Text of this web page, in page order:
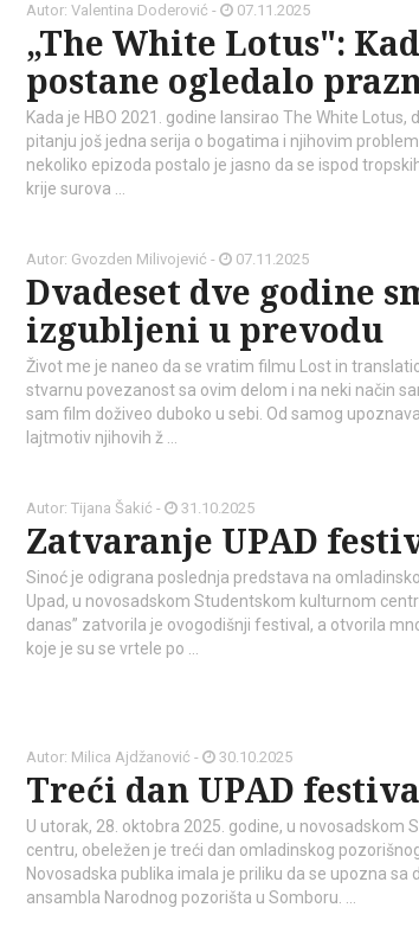
Autor: Valentina Doderović - 07.11.2025
„The White Lotus":
postane ogledalo
Kada je HBO 2021. godine lansirao The White Lotus,
pitanju još jedna serija o bogatima i njihovim
nekoliko epizoda postalo je jasno da se ispod
krije surova …
Autor: Gvozden Milivojević - 07.11.2025
Dvadeset dve godine
izgubljeni u prevodu
Život me je naneo da se vratim filmu Lost in
stvarnu povezanost sa ovim delom i na neki način
sam film doživeo duboko u sebi. Od samog
lajtmotiv njihovih ž …
Autor: Tijana Šakić - 31.10.2025
Zatvaranje UPAD
Sinoć je odigrana poslednja predstava na
Upad, u novosadskom Studentskom kulturnom
danas” zatvorila je ovogodišnji festival, a otvorila
koje je su se vrtele po …
Autor: Milica Ajdžanović - 30.10.2025
Treći dan UPAD
U utorak, 28. oktobra 2025. godine, u novosadskom
centru, obeležen je treći dan omladinskog
Novosadska publika imala je priliku da se upozna sa
ansambla Narodnog pozorišta u Somboru. …